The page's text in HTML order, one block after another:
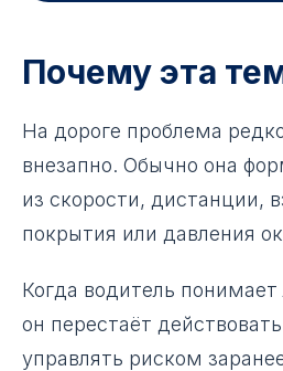
Почему эта
На дороге проблема
внезапно. Обычно она
из скорости, дистанции,
покрытия или давления
Когда водитель понимает
он перестаёт
управлять риском